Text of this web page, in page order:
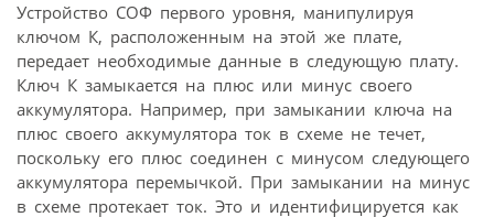
Устройство СОФ первого уровня, манипулируя
ключом К, расположенным на этой же плате,
передает необходимые данные в следующую плату.
Ключ К замыкается на плюс или минус своего
аккумулятора. Например, при замыкании ключа на
плюс своего аккумулятора ток в схеме не течет,
поскольку его плюс соединен с минусом следующего
аккумулятора перемычкой. При замыкании на минус
в схеме протекает ток. Это и идентифицируется как